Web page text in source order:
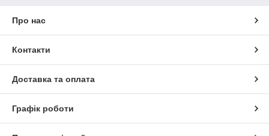
Про нас
Контакти
Доставка та оплата
Графік роботи